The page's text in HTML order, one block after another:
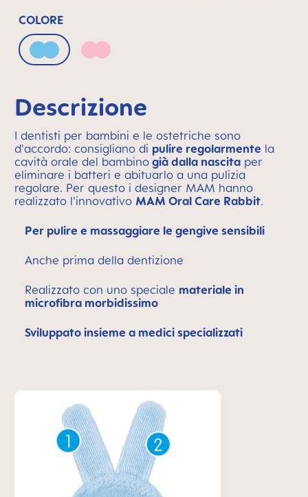
COLORE
Ice Blue Pale Rose
Descrizione
I dentisti per bambini e le ostetriche sono
d'accordo: consigliano di pulire regolarmente la
cavità orale del bambino già dalla nascita per
eliminare i batteri e abituarlo a una pulizia
regolare. Per questo i designer MAM hanno
realizzato l'innovativo MAM Oral Care Rabbit.
Per pulire e massaggiare le gengive sensibili
Anche prima della dentizione
Realizzato con uno speciale materiale in
microfibra morbidissimo
Sviluppato insieme a medici specializzati